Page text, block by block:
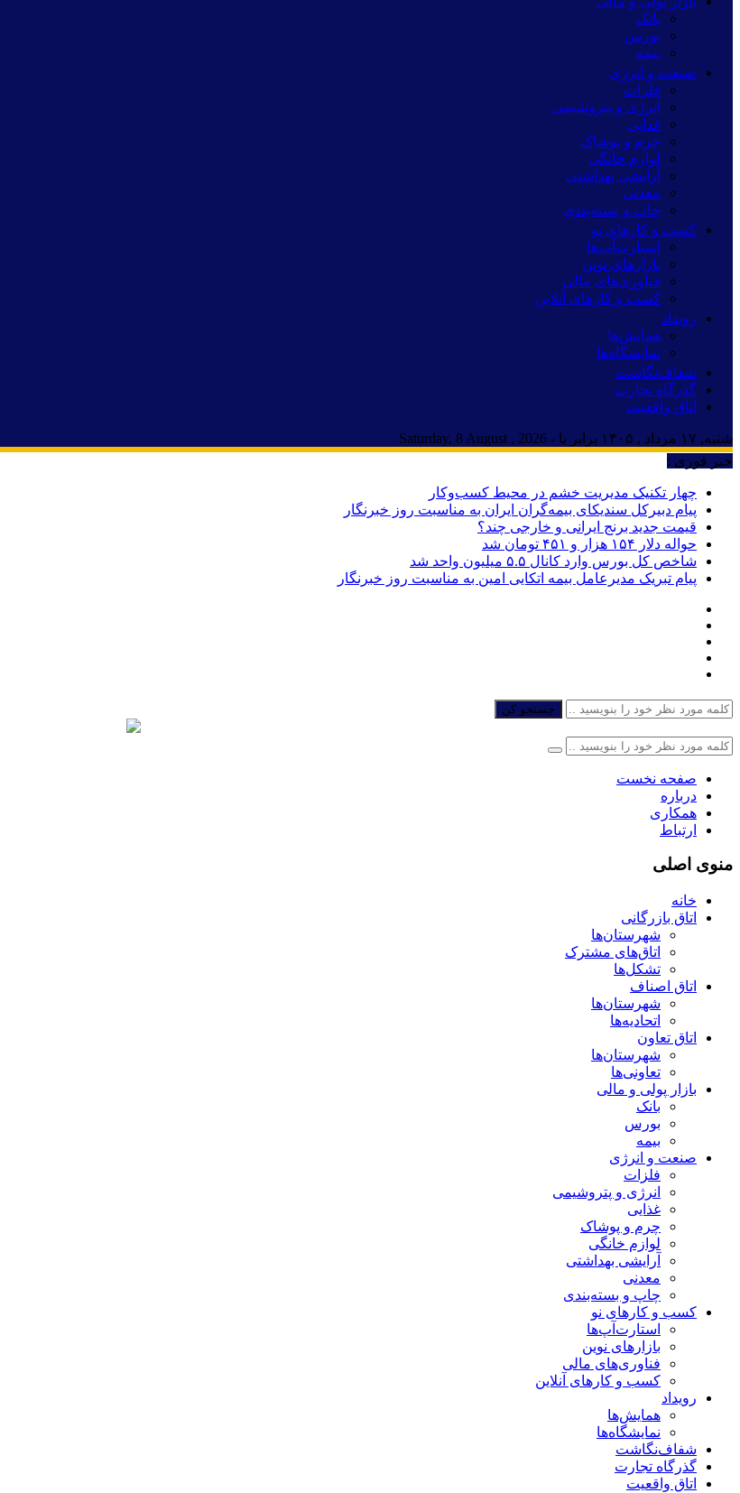
بانک
بورس
بیمه
صنعت و انرژی
فلزات
انرژی و پتروشیمی
غذایی
چرم و پوشاک
لوازم خانگی
آرایشی بهداشتی
معدنی
چاپ و بسته‌بندی
کسب و کارهای نو
استارت‌آپ‌ها
بازارهای نوین
فناوری‌های مالی
کسب و کارهای آنلاین
رویداد
همایش‌ها
نمایشگاه‌ها
شفاف‌نگاشت
گذرگاه تجارت
اتاق واقعیت
شنبه, ۱۷ مرداد , ۱۴۰۵ برابر با - Saturday, 8 August , 2026
خبر فوری :
چهار تکنیک مدیریت خشم در محیط کسب‌وکار
پیام دبیرکل سندیکای بیمه‌گران ایران به مناسبت روز خبرنگار
قیمت جدید برنج ایرانی و خارجی چند؟
حواله دلار ۱۵۴ هزار و ۴۵۱ تومان شد
شاخص کل بورس وارد کانال ۵.۵ میلیون واحد شد
پیام تبریک مدیرعامل بیمه اتکایی امین به مناسبت روز خبرنگار
جستجو کن
صفحه نخست
درباره
همکاری
ارتباط
منوی اصلی
خانه
اتاق بازرگانی
شهرستان‌ها
اتاق‌های مشترک
تشکل‌ها
اتاق اصناف
شهرستان‌ها
اتحادیه‌ها
اتاق تعاون
شهرستان‌ها
تعاونی‌ها
بازار پولی و مالی
بانک
بورس
بیمه
صنعت و انرژی
فلزات
انرژی و پتروشیمی
غذایی
چرم و پوشاک
لوازم خانگی
آرایشی بهداشتی
معدنی
چاپ و بسته‌بندی
کسب و کارهای نو
استارت‌آپ‌ها
بازارهای نوین
فناوری‌های مالی
کسب و کارهای آنلاین
رویداد
همایش‌ها
نمایشگاه‌ها
شفاف‌نگاشت
گذرگاه تجارت
اتاق واقعیت